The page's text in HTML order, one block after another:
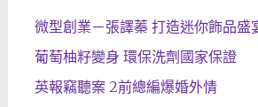
微型創業－張譯蓁 打造迷你飾品盛
葡萄柚籽變身 環保洗劑國家保證
英報竊聽案 2前總編爆婚外情